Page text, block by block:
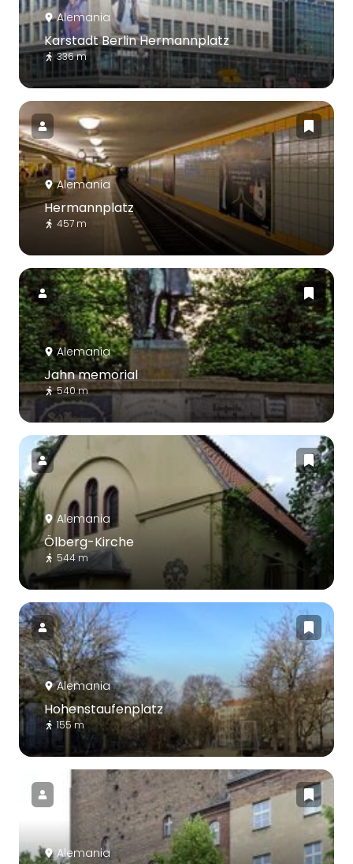
Alemania
Karstadt Berlin Hermannplatz
336 m
Alemania
Hermannplatz
457 m
Alemania
Jahn memorial
540 m
Alemania
Ölberg-Kirche
544 m
Alemania
Hohenstaufenplatz
155 m
Alemania